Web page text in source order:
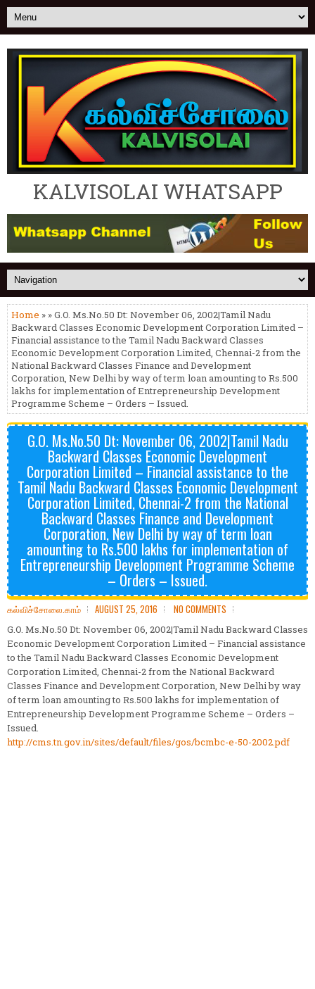
KALVISOLAI WHATSAPP
Home » » G.O. Ms.No.50 Dt: November 06, 2002|Tamil Nadu
Backward Classes Economic Development Corporation Limited –
Financial assistance to the Tamil Nadu Backward Classes
Economic Development Corporation Limited, Chennai-2 from the
National Backward Classes Finance and Development
Corporation, New Delhi by way of term loan amounting to Rs.500
lakhs for implementation of Entrepreneurship Development
Programme Scheme – Orders – Issued.
G.O. Ms.No.50 Dt: November 06, 2002|Tamil Nadu
Backward Classes Economic Development
Corporation Limited – Financial assistance to the
Tamil Nadu Backward Classes Economic Development
Corporation Limited, Chennai-2 from the National
Backward Classes Finance and Development
Corporation, New Delhi by way of term loan
amounting to Rs.500 lakhs for implementation of
Entrepreneurship Development Programme Scheme
– Orders – Issued.
கல்விச்சோலை.காம் AUGUST 25, 2016 NO COMMENTS
G.O. Ms.No.50 Dt: November 06, 2002|Tamil Nadu Backward Classes
Economic Development Corporation Limited – Financial assistance
to the Tamil Nadu Backward Classes Economic Development
Corporation Limited, Chennai-2 from the National Backward
Classes Finance and Development Corporation, New Delhi by way
of term loan amounting to Rs.500 lakhs for implementation of
Entrepreneurship Development Programme Scheme – Orders –
Issued.
http://cms.tn.gov.in/sites/default/files/gos/bcmbc-e-50-2002.pdf